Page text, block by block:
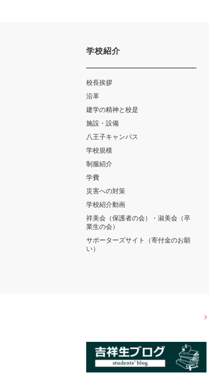
学校紹介
校長挨拶
沿革
建学の精神と校是
施設・設備
八王子キャンパス
学校規模
制服紹介
学費
災害への対策
学校紹介動画
祥美会（保護者の会）・淑美会（卒
業生の会）
サポーターズサイト（寄付金のお願
い）